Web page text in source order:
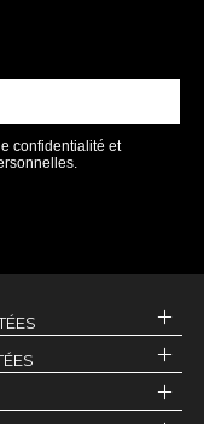
confidentialité et